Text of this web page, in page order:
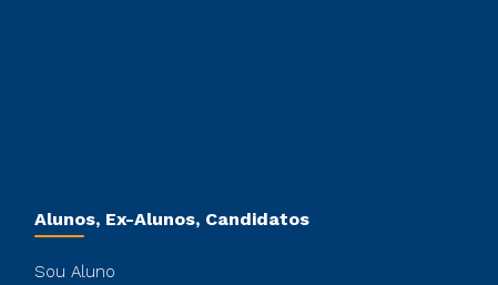
Alunos, Ex-Alunos, Candidatos
Sou Aluno